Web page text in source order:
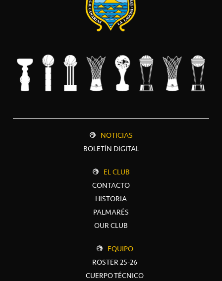
NOTICIAS
BOLETÍN DIGITAL
EL CLUB
CONTACTO
HISTORIA
PALMARÉS
OUR CLUB
EQUIPO
ROSTER 25-26
CUERPO TÉCNICO